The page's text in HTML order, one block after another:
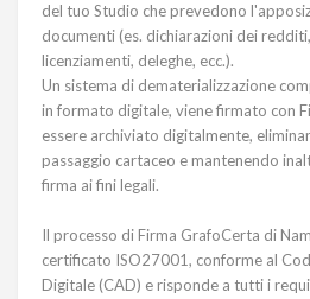
del tuo Studio che prevedono
documenti (es. dichiarazioni dei
licenziamenti, deleghe, ecc.).
Un sistema di dematerializzazione
in formato digitale, viene firmato con
essere archiviato digitalmente,
passaggio cartaceo e mantenendo
firma ai fini legali.
Il processo di Firma GrafoCerta di
certificato ISO27001, conforme al
Digitale (CAD) e risponde a tutti i